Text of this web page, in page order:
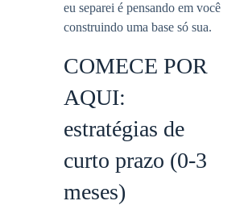
eu separei é pensando em você
construindo uma base só sua.
COMECE POR
AQUI:
estratégias de
curto prazo (0-3
meses)